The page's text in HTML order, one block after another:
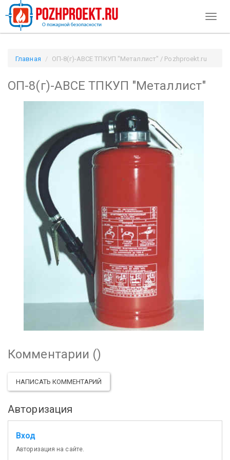
Главная ОП-8(г)-АВСЕ ТПКУП "Металлист" / Pozhproekt.ru
ОП-8(г)-АВСЕ ТПКУП "Металлист"
Комментарии ()
НАПИСАТЬ КОММЕНТАРИЙ
Авторизация
Вход
Авторизация на сайте.